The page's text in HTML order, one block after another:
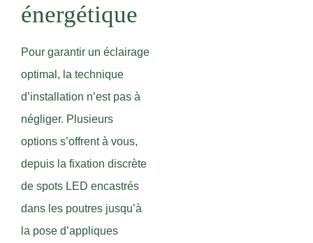
énergétique
Pour garantir un éclairage
optimal, la technique
d’installation n’est pas à
négliger. Plusieurs
options s’offrent à vous,
depuis la fixation discrète
de spots LED encastrés
dans les poutres jusqu’à
la pose d’appliques